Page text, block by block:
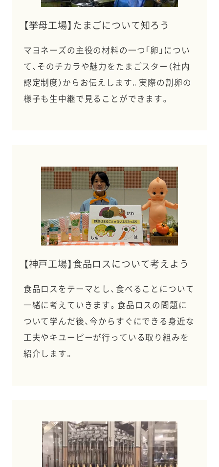
【挙母工場】たまごについて知ろう
マヨネーズの主役の材料の一つ「卵」につい
て、そのチカラや魅力をたまごスター（社内
認定制度）からお伝えします。実際の割卵の
様子も生中継で見ることができます。
【神戸工場】食品ロスについて考えよう
食品ロスをテーマとし、食べることについて
一緒に考えていきます。食品ロスの問題に
ついて学んだ後、今からすぐにできる身近な
工夫やキユーピーが行っている取り組みを
紹介します。